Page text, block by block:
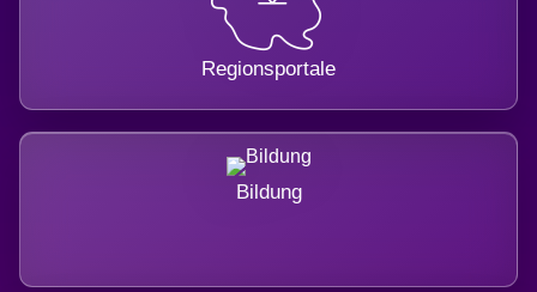
Regionsportale
Bildung